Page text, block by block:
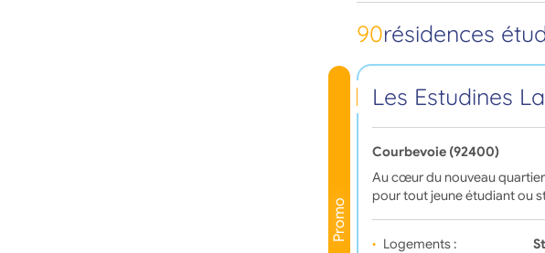
90résidences
Promo
Les Estudines
Courbevoie (92400)
Au cœur du nouveau quartier
pour tout jeune étudiant ou
Logements :